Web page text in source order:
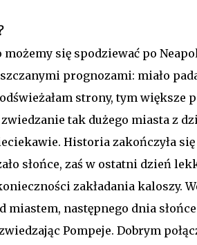
się spodziewać po
prognozami: miało
strony, tym większe
tak dużego miasta z
Historia zakończyła się
słońce, zaś w ostatni dzień
zakładania kaloszy.
miastem, następnego dnia
Pompeje. Dobrym